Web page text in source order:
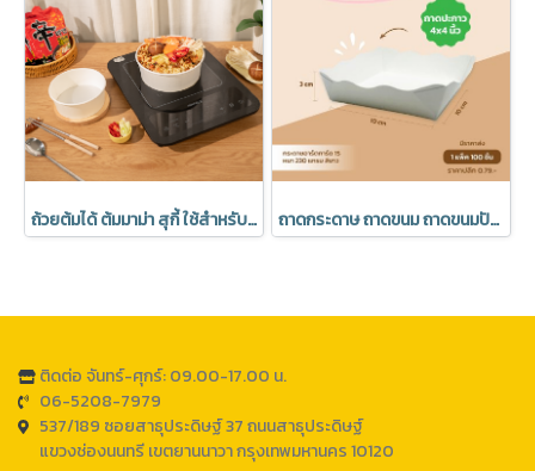
ถ้วยต้มได้ ต้มมาม่า สุกี้ ใช้สำหรับเตาไฟฟ้าเท่านั้น 1 แพค 25 ชุด พร้อมฝา PET Anti Fog (มีราคาส่ง) ถาดกระดาษ ถาดขนม ถาดขนมปัง สีขาว Foodgrade ขึ้นรูปแล้ว พร้อมใช้งาน มีโรงงานของตนเอง มีราคาส่ง (1 แพค 100 ใบ)
ติดต่อ จันทร์-ศุกร์: 09.00-17.00 น.
06-5208-7979
537/189 ซอยสาธุประดิษฐ์ 37 ถนนสาธุประดิษฐ์
แขวงช่องนนทรี เขตยานนาวา กรุงเทพมหานคร 10120